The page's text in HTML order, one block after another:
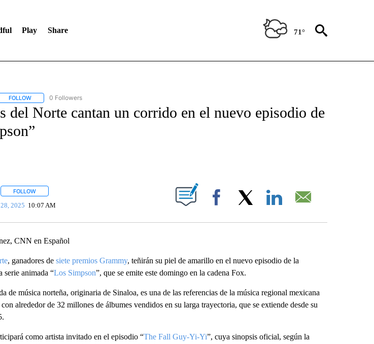
Play Share 71°
FOLLOWFOLLOW "CNN - SPANISH" TO RECEIVE NOTIFICATIONS ABOUT NEW PAGES ON "CNN - SPANISH".
0 Followers
del Norte cantan un corrido en el nuevo episodio de
FOLLOWFOLLOW "" TO RECEIVE NOTIFICATIONS ABOUT NEW PAGES ON "".
2025 10:07 AM Facebook
CNN en Español
, ganadores de siete premios Grammy, teñirán su piel de amarillo en el nuevo episodio de la
serie animada “Los Simpson”, que se emite este domingo en la cadena Fox.
de música norteña, originaria de Sinaloa, es una de las referencias de la música regional mexicana
alrededor de 32 millones de álbumes vendidos en su larga trayectoria, que se extiende desde su
como artista invitado en el episodio “The Fall Guy-Yi-Yi”, cuya sinopsis oficial, según la